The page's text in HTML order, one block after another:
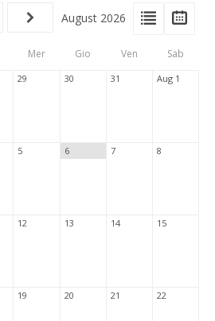
View
List
August 2026
Mer Gio Ven Sab
29 30 31 Aug 1
5 6 7 8
12 13 14 15
19 20 21 22